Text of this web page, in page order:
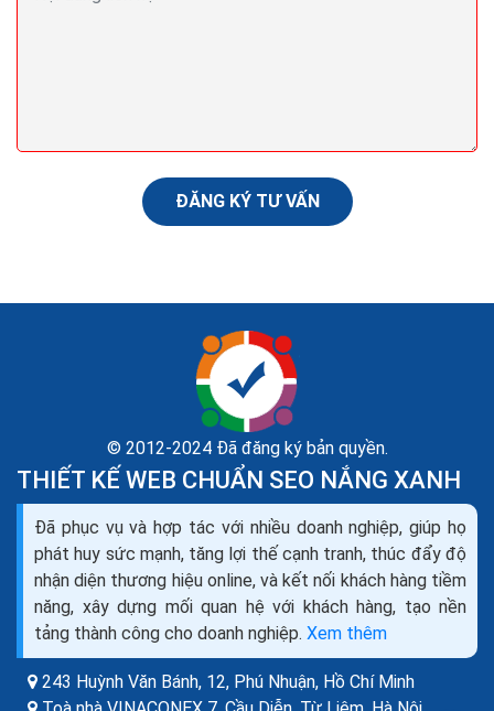
điều hướng người dùng về trang web chính...
Cách sale dự án cách tư vấn khách hàng mua đất
mua dự án căn hộ bđs
Có nhiều khi người tiêu dùng sẽ do dự về tình hình quy
hoạch của khu vực mà họ đang xem nhà, hoặc họ đang
trông đợi một mức giá hợp lý hơn với hầu...
ĐĂNG KÝ TƯ VẤN
© 2012-2024 Đã đăng ký bản quyền.
THIẾT KẾ WEB CHUẨN SEO NẮNG XANH
Đã phục vụ và hợp tác với nhiều doanh nghiệp, giúp họ
phát huy sức mạnh, tăng lợi thế cạnh tranh, thúc đẩy độ
nhận diện thương hiệu online, và kết nối khách hàng tiềm
năng, xây dựng mối quan hệ với khách hàng, tạo nền
tảng thành công cho doanh nghiệp. Xem thêm
243 Huỳnh Văn Bánh, 12, Phú Nhuận, Hồ Chí Minh